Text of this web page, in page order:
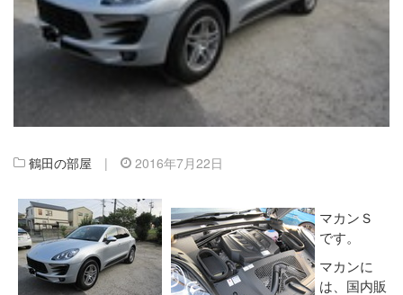
鶴田の部屋 | 2016年7月22日
マカンＳ
です。
マカンに
は、国内販